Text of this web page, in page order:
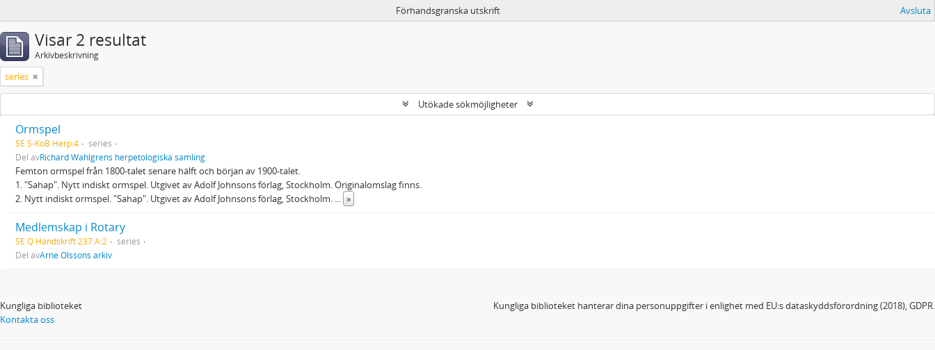
Förhandsgranska utskrift Avsluta
Visar 2 resultat
Arkivbeskrivning
series
Utökade sökmöjligheter
Ormspel
SE S-KoB Herp:4
series
Del avRichard Wahlgrens herpetologiska samling
Femton ormspel från 1800-talet senare hälft och början av 1900-talet.
1. "Sahap". Nytt indiskt ormspel. Utgivet av Adolf Johnsons förlag, Stockholm. Originalomslag finns.
2. Nytt indiskt ormspel. "Sahap". Utgivet av Adolf Johnsons förlag, Stockholm. ... »
Medlemskap i Rotary
SE Q Handskrift 237:A:2
series
Del avArne Olssons arkiv
Kungliga biblioteket
Kontakta oss
Kungliga biblioteket hanterar dina personuppgifter i enlighet med EU:s dataskyddsförordning (2018), GDPR.